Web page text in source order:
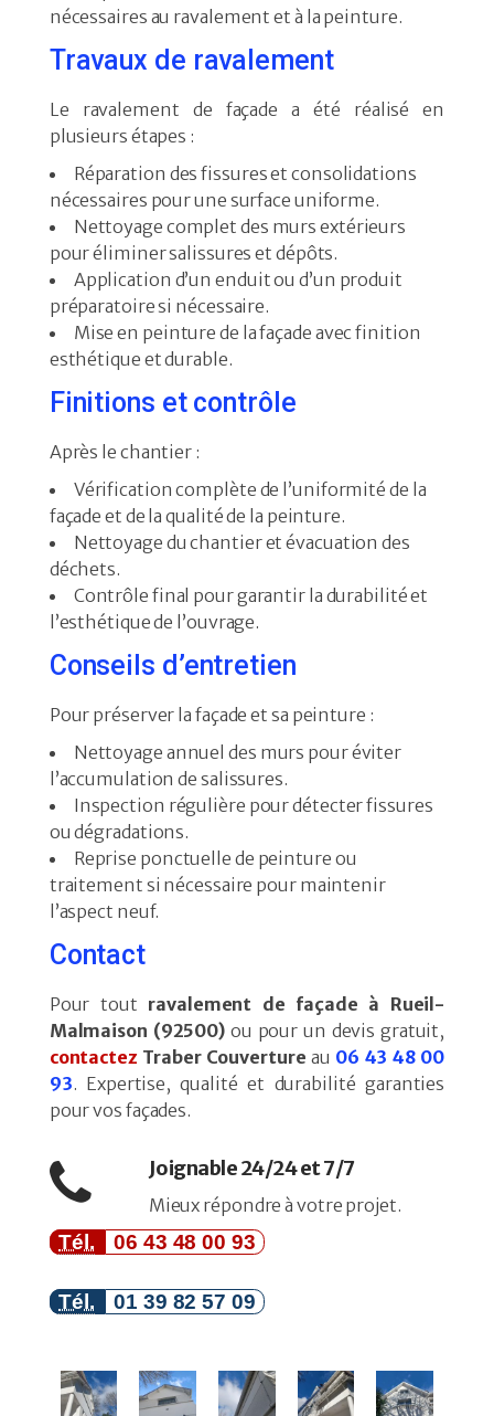
nécessaires au ravalement et à la peinture.
Travaux de ravalement
Le ravalement de façade a été réalisé en
plusieurs étapes :
Réparation des fissures et consolidations
nécessaires pour une surface uniforme.
Nettoyage complet des murs extérieurs
pour éliminer salissures et dépôts.
Application d’un enduit ou d’un produit
préparatoire si nécessaire.
Mise en peinture de la façade avec finition
esthétique et durable.
Finitions et contrôle
Après le chantier :
Vérification complète de l’uniformité de la
façade et de la qualité de la peinture.
Nettoyage du chantier et évacuation des
déchets.
Contrôle final pour garantir la durabilité et
l’esthétique de l’ouvrage.
Conseils d’entretien
Pour préserver la façade et sa peinture :
Nettoyage annuel des murs pour éviter
l’accumulation de salissures.
Inspection régulière pour détecter fissures
ou dégradations.
Reprise ponctuelle de peinture ou
traitement si nécessaire pour maintenir
l’aspect neuf.
Contact
Pour tout ravalement de façade à Rueil-
Malmaison (92500) ou pour un devis gratuit,
contactez Traber Couverture au 06 43 48 00
93. Expertise, qualité et durabilité garanties
pour vos façades.
Joignable 24/24 et 7/7
Mieux répondre à votre projet.
Tél. 06 43 48 00 93
Tél. 01 39 82 57 09